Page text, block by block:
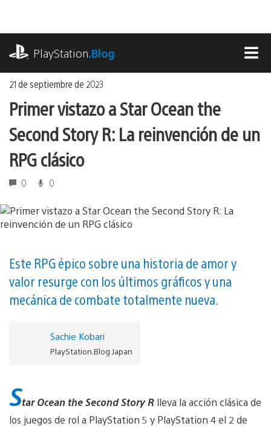
contenido
PlayStation.Blog
21 de septiembre de 2023
Primer vistazo a Star Ocean the
Second Story R: La reinvención de un
RPG clásico
0 0
Este RPG épico sobre una historia de amor y
valor resurge con los últimos gráficos y una
mecánica de combate totalmente nueva.
Sachie Kobari
PlayStation.Blog Japan
Star Ocean the Second Story R lleva la acción clásica de
los juegos de rol a PlayStation 5 y PlayStation 4 el 2 de